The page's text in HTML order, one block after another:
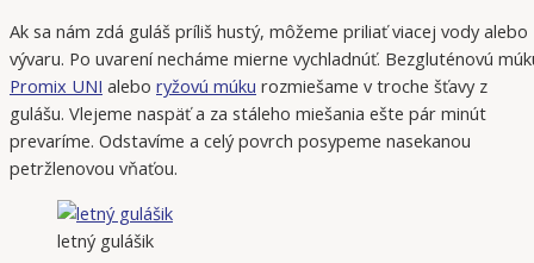
Ak sa nám zdá guláš príliš hustý, môžeme priliať viacej vody alebo
vývaru. Po uvarení necháme mierne vychladnúť. Bezgluténovú
Promix UNI alebo ryžovú múku rozmiešame v troche šťavy z
gulášu. Vlejeme naspäť a za stáleho miešania ešte pár minút
prevaríme. Odstavíme a celý povrch posypeme nasekanou
petržlenovou vňaťou.
letný gulášik